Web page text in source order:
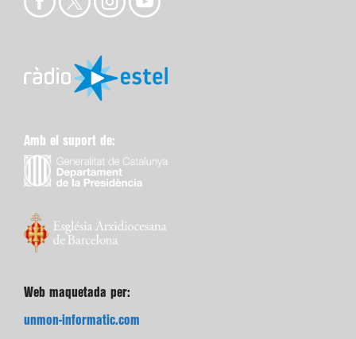
Amb el suport de:
Web maquetada per:
unmon-informatic.com